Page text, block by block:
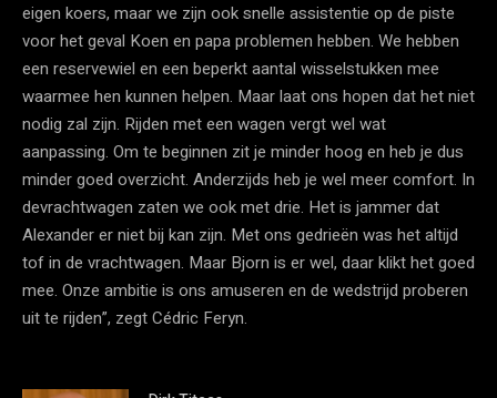
eigen koers, maar we zijn ook snelle assistentie op de piste
voor het geval Koen en papa problemen hebben. We hebben
een reservewiel en een beperkt aantal wisselstukken mee
waarmee hen kunnen helpen. Maar laat ons hopen dat het niet
nodig zal zijn. Rijden met een wagen vergt wel wat
aanpassing. Om te beginnen zit je minder hoog en heb je dus
minder goed overzicht. Anderzijds heb je wel meer comfort. In
devrachtwagen zaten we ook met drie. Het is jammer dat
Alexander er niet bij kan zijn. Met ons gedrieën was het altijd
tof in de vrachtwagen. Maar Bjorn is er wel, daar klikt het goed
mee. Onze ambitie is ons amuseren en de wedstrijd proberen
uit te rijden”, zegt Cédric Feryn.